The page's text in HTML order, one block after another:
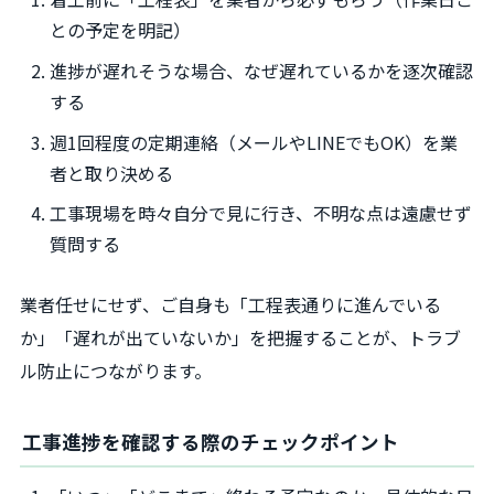
との予定を明記）
進捗が遅れそうな場合、なぜ遅れているかを逐次確認
する
週1回程度の定期連絡（メールやLINEでもOK）を業
者と取り決める
工事現場を時々自分で見に行き、不明な点は遠慮せず
質問する
業者任せにせず、ご自身も「工程表通りに進んでいる
か」「遅れが出ていないか」を把握することが、トラブ
ル防止につながります。
工事進捗を確認する際のチェックポイント